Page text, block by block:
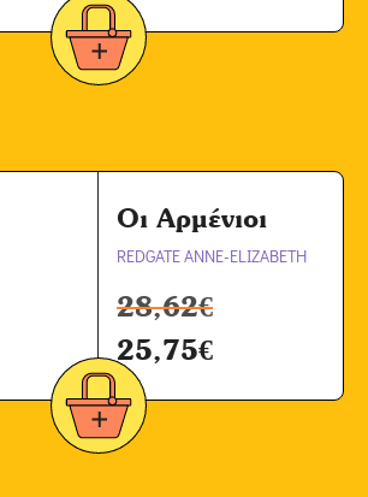
Οι Αρμένιοι
REDGATE ANNE-ELIZABETH
28,62€
25,75€